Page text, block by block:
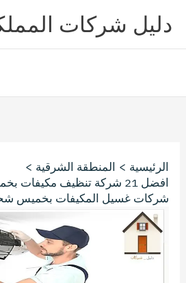
إلى
المحتوى
دليل شركات
الرئيسية
المنطقة الشرقية
افضل 21 شركة تنظيف
شركات غسيل المكيفات بخميس